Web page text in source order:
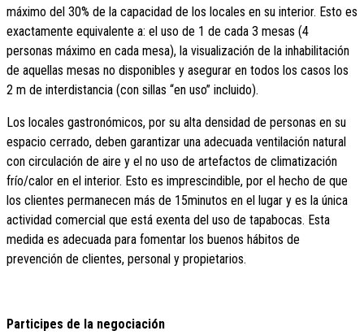
máximo del 30% de la capacidad de los locales en su interior. Esto es
exactamente equivalente a: el uso de 1 de cada 3 mesas (4
personas máximo en cada mesa), la visualización de la inhabilitación
de aquellas mesas no disponibles y asegurar en todos los casos los
2 m de interdistancia (con sillas “en uso” incluido).
Los locales gastronómicos, por su alta densidad de personas en su
espacio cerrado, deben garantizar una adecuada ventilación natural
con circulación de aire y el no uso de artefactos de climatización
frío/calor en el interior. Esto es imprescindible, por el hecho de que
los clientes permanecen más de 15minutos en el lugar y es la única
actividad comercial que está exenta del uso de tapabocas. Esta
medida es adecuada para fomentar los buenos hábitos de
prevención de clientes, personal y propietarios.
Participes de la negociación